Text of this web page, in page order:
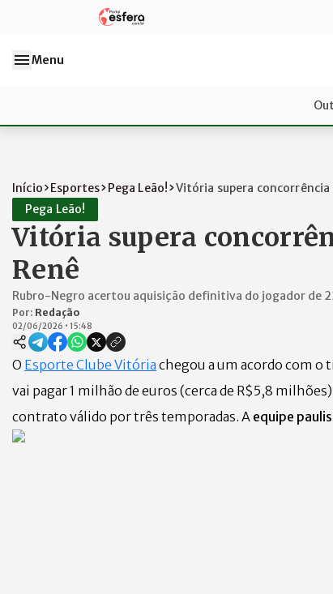
Menu
Início Esportes Pega Leão!
Vitória supera concorrência
Pega Leão!
Vitória supera
Renê
Rubro-Negro acertou aquisição definitiva do jogador de
Por: Redação
02/06/2026 • 15:48
O Esporte Clube Vitória chegou a um acordo com
vai pagar 1 milhão de euros (cerca de R$5,8 milhões)
contrato válido por três temporadas. A equipe